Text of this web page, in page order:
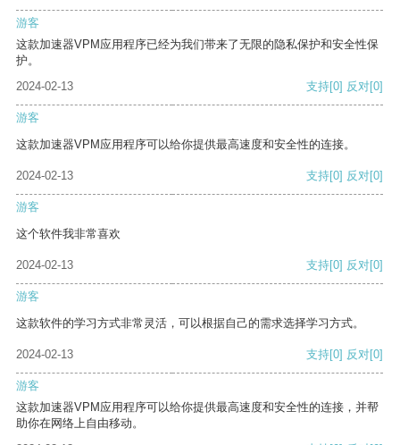
游客
这款加速器VPM应用程序已经为我们带来了无限的隐私保护和安全性保
护。
2024-02-13
支持[0] 反对[0]
游客
这款加速器VPM应用程序可以给你提供最高速度和安全性的连接。
2024-02-13 支持[0] 反对[0]
游客
这个软件我非常喜欢
2024-02-13 支持[0] 反对[0]
游客
这款软件的学习方式非常灵活，可以根据自己的需求选择学习方式。
2024-02-13 支持[0] 反对[0]
游客
这款加速器VPM应用程序可以给你提供最高速度和安全性的连接，并帮
助你在网络上自由移动。